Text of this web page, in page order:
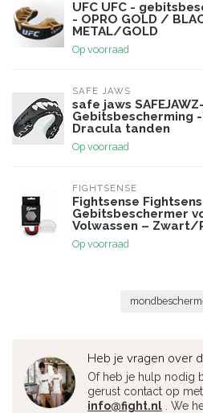
UFC UFC -
- OPRO GOLD /
METAL/GOLD
Op voorraad
SAFE JAWS
safe jaws SAFEJAWZ-
Gebitsbescherming
Dracula tanden
Op voorraad
FIGHTSENSE
Fightsense
Gebitsbeschermer
Volwassen – Zwart/
Op voorraad
Heb je vragen over
Of heb je hulp nodig
gerust contact op
info@fight.nl . We